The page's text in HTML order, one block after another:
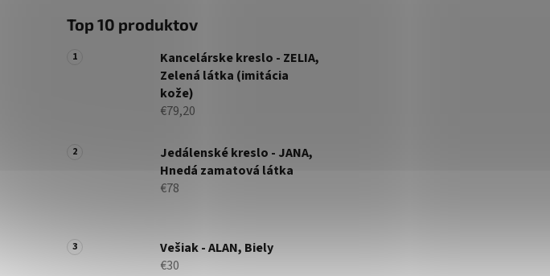
Top 10 produktov
Kancelárske kreslo - ZELIA,
Zelená látka (imitácia
kože)
€79,20
Jedálenské kreslo - JANA,
Hnedá zamatová látka
€78
Vešiak - ALAN, Biely
€30